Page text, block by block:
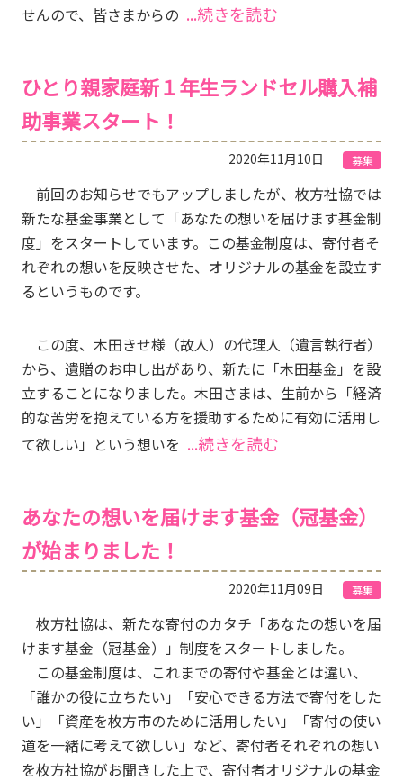
せんので、皆さまからの ...続きを読む
ひとり親家庭新１年生ランドセル購入補
助事業スタート！
2020年11月10日 募集
前回のお知らせでもアップしましたが、枚方社協では
新たな基金事業として「あなたの想いを届けます基金制
度」をスタートしています。この基金制度は、寄付者そ
れぞれの想いを反映させた、オリジナルの基金を設立す
るというものです。
この度、木田きせ様（故人）の代理人（遺言執行者）
から、遺贈のお申し出があり、新たに「木田基金」を設
立することになりました。木田さまは、生前から「経済
的な苦労を抱えている方を援助するために有効に活用し
て欲しい」という想いを ...続きを読む
あなたの想いを届けます基金（冠基金）
が始まりました！
2020年11月09日 募集
枚方社協は、新たな寄付のカタチ「あなたの想いを届
けます基金（冠基金）」制度をスタートしました。
この基金制度は、これまでの寄付や基金とは違い、
「誰かの役に立ちたい」「安心できる方法で寄付をした
い」「資産を枚方市のために活用したい」「寄付の使い
道を一緒に考えて欲しい」など、寄付者それぞれの想い
を枚方社協がお聞きした上で、寄付者オリジナルの基金